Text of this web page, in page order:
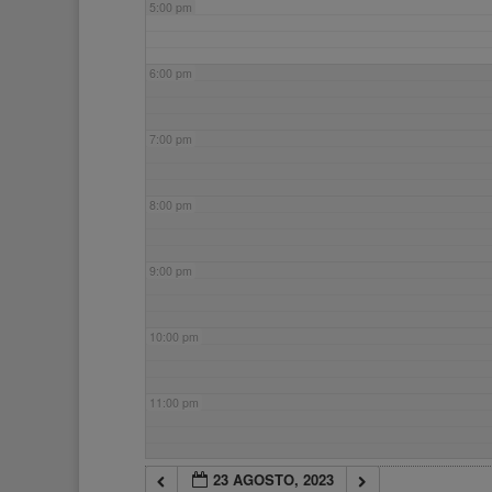
5:00 pm
6:00 pm
7:00 pm
8:00 pm
9:00 pm
10:00 pm
11:00 pm
23 AGOSTO, 2023